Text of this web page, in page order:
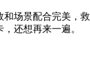
场景配合完美，
还想再来一遍。